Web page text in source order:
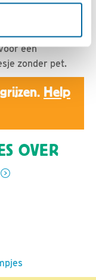
een
zonder pet.
Help
OVER